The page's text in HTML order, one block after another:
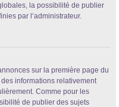
la possibilité de publier
par l’administrateur.
sur la première page du
informations relativement
Comme pour les
de publier des sujets